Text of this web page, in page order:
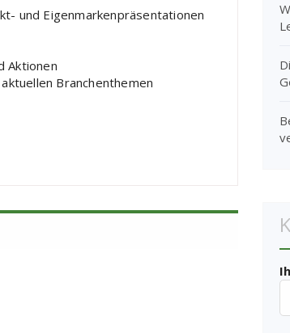
und Eigenmarkenpräsentationen
Aktionen
Branchenthemen